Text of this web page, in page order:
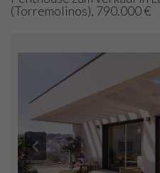
(Torremolinos), 790.000 €